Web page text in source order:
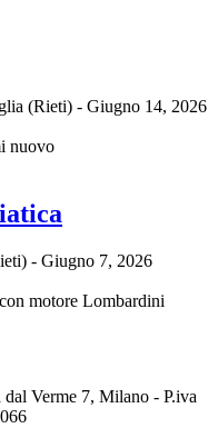
(Rieti) - Giugno 14, 2026
nuovo
- Giugno 7, 2026
motore Lombardini
Verme 7, Milano - P.iva